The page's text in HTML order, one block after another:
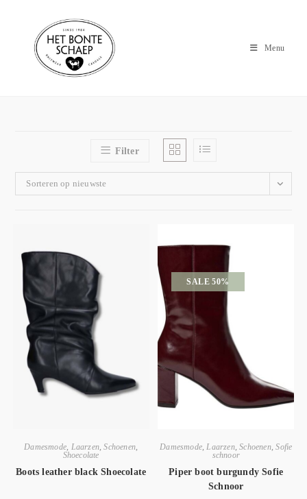
Menu
Filter
Sorteren op nieuwste
Damesmode Laarzen,Schoenen,
Shoecolate
Boots leather black Shoecolate
SALE 50%
Damesmode Laarzen,Schoenen,Sofie
schnoor
Piper boot burgundy Sofie
Schnoor